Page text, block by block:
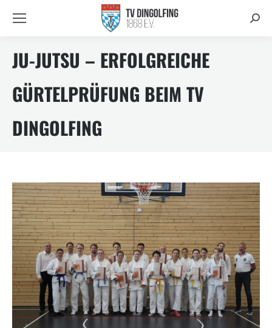
JU-JUTSU – ERFOLGREICHE
GÜRTELPRÜFUNG BEIM TV
DINGOLFING